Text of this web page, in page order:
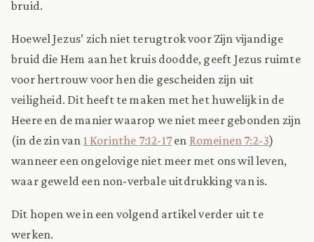
bruid.
Hoewel Jezus’ zich niet terugtrok voor Zijn vijandige
bruid die Hem aan het kruis doodde, geeft Jezus ruimte
voor hertrouw voor hen die gescheiden zijn uit
veiligheid. Dit heeft te maken met het huwelijk in de
Heere en de manier waarop we niet meer gebonden zijn
(in de zin van 1 Korinthe 7:12-17en Romeinen 7:2-3)
wanneer een ongelovige niet meer met ons wil leven,
waar geweld een non-verbale uitdrukking van is.
Dit hopen we in een volgend artikel verder uit te
werken.